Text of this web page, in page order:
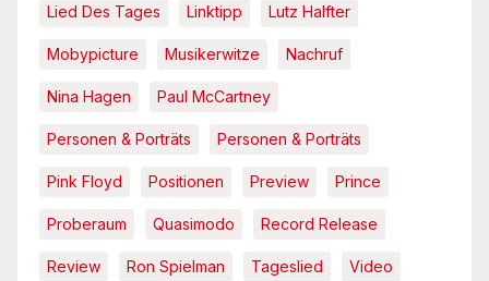
Lied Des Tages Linktipp Lutz Halfter
Mobypicture Musikerwitze Nachruf
Nina Hagen Paul McCartney
Personen & Porträts Personen & Porträts
Pink Floyd Positionen Preview Prince
Proberaum Quasimodo Record Release
Review Ron Spielman Tageslied Video